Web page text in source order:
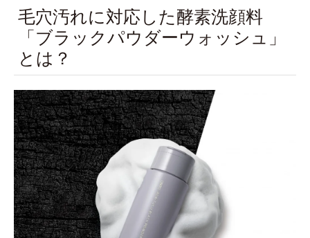
毛穴汚れに対応した酵素洗顔料
「ブラックパウダーウォッシュ」
とは？